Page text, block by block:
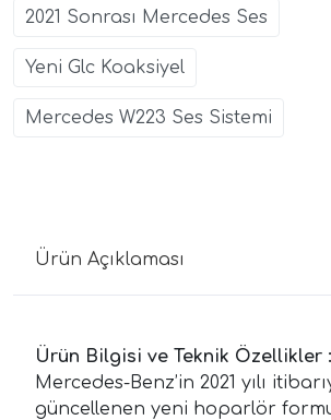
2021 Sonrası Mercedes Ses
Yeni Glc Koaksiyel
Mercedes W223 Ses Sistemi
Ürün Açıklaması
Ürün Bilgisi ve Teknik Özellikler :
Mercedes-Benz’in 2021 yılı
güncellenen yeni hoparlör